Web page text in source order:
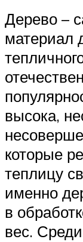
Дерево –
материал
высока,
которые
теплицу
именно
в
вес.